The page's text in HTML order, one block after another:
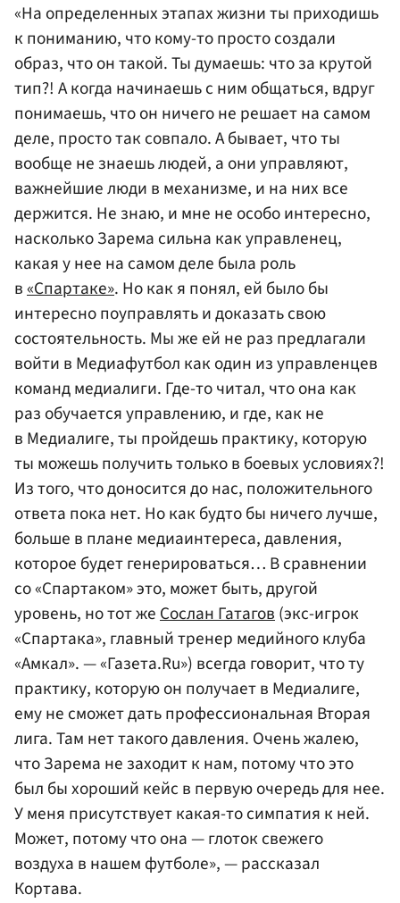
«На определенных этапах жизни ты приходишь
к пониманию, что кому-то просто создали
образ, что он такой. Ты думаешь: что за крутой
тип?! А когда начинаешь с ним общаться, вдруг
понимаешь, что он ничего не решает на самом
деле, просто так совпало. А бывает, что ты
вообще не знаешь людей, а они управляют,
важнейшие люди в механизме, и на них все
держится. Не знаю, и мне не особо интересно,
насколько Зарема сильна как управленец,
какая у нее на самом деле была роль
в«Спартаке». Но как я понял, ей было бы
интересно поуправлять и доказать свою
состоятельность. Мы же ей не раз предлагали
войти в Медиафутбол как один из управленцев
команд медиалиги. Где-то читал, что она как
раз обучается управлению, и где, как не
в Медиалиге, ты пройдешь практику, которую
ты можешь получить только в боевых условиях?!
Из того, что доносится до нас, положительного
ответа пока нет. Но как будто бы ничего лучше,
больше в плане медиаинтереса, давления,
которое будет генерироваться… В сравнении
со «Спартаком» это, может быть, другой
уровень, но тот жеСослан Гатагов(экс-игрок
«Спартака», главный тренер медийного клуба
«Амкал». — «Газета.Ru») всегда говорит, что ту
практику, которую он получает в Медиалиге,
ему не сможет дать профессиональная Вторая
лига. Там нет такого давления. Очень жалею,
что Зарема не заходит к нам, потому что это
был бы хороший кейс в первую очередь для нее.
У меня присутствует какая-то симпатия к ней.
Может, потому что она — глоток свежего
воздуха в нашем футболе», — рассказал
Кортава.